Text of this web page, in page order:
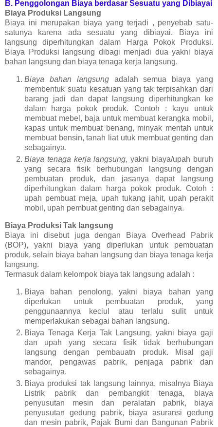
B. Penggolongan Biaya berdasar Sesuatu yang Dibiayai
Biaya Produksi Langsung
Biaya ini merupakan biaya yang terjadi , penyebab satu-
satunya karena ada sesuatu yang dibiayai. Biaya ini
langsung diperhitungkan dalam Harga Pokok Produksi.
Biaya Produksi langsung dibagi menjadi dua yakni biaya
bahan langsung dan biaya tenaga kerja langsung.
Biaya bahan langsungadalah semua biaya yang
membentuk suatu kesatuan yang tak terpisahkan dari
barang jadi dan dapat langsung diperhitungkan ke
dalam harga pokok produk. Contoh : kayu untuk
membuat mebel, baja untuk membuat kerangka mobil,
kapas untuk membuat benang, minyak mentah untuk
membuat bensin, tanah liat utuk membuat genting dan
sebagainya.
Biaya tenaga kerja langsung, yakni biaya/upah buruh
yang secara fisik berhubungan langsung dengan
pembuatan produk, dan jasanya dapat langsung
diperhitungkan dalam harga pokok produk. Cotoh :
upah pembuat meja, upah tukang jahit, upah perakit
mobil, upah pembuat genting dan sebagainya.
Biaya Produksi Tak langsung
Biaya ini disebut juga dengan Biaya Overhead Pabrik
(BOP), yakni biaya yang diperlukan untuk pembuatan
produk, selain biaya bahan langsung dan biaya tenaga kerja
langsung.
Termasuk dalam kelompok biaya tak langsung adalah :
Biaya bahan penolong, yakni biaya bahan yang
diperlukan untuk pembuatan produk, yang
penggunaannya keciul atau terlalu sulit untuk
memperlakukan sebagai bahan langsung.
Biaya Tenaga Kerja Tak Langsung, yakni biaya gaji
dan upah yang secara fisik tidak berhubungan
langsung dengan pembauatn produk. Misal gaji
mandor, pengawas pabrik, penjaga pabrik dan
sebagainya.
Biaya produksi tak langsung lainnya, misalnya Biaya
Listrik pabrik dan pembangkit tenaga, biaya
penyusutan mesin dan peralatan pabrik, biaya
penyusutan gedung pabrik, biaya asuransi gedung
dan mesin pabrik, Pajak Bumi dan Bangunan Pabrik